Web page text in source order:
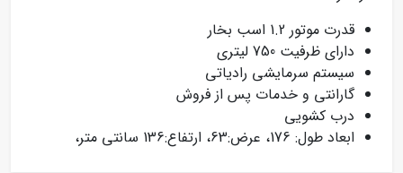
قدرت موتور 1.2 اسب بخار
دارای ظرفیت 750 لیتری
سیستم سرمایشی رادیاتی
گارانتی و خدمات پس از فروش
درب کشویی
ابعاد طول: 176، عرض:63، ارتفاع:136 سانتی متر،